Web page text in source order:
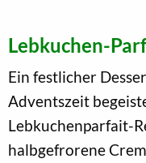
Lebkuchen-
Ein festlicher
Adventszeit
Lebkuchenparfait-
halbgefrorene